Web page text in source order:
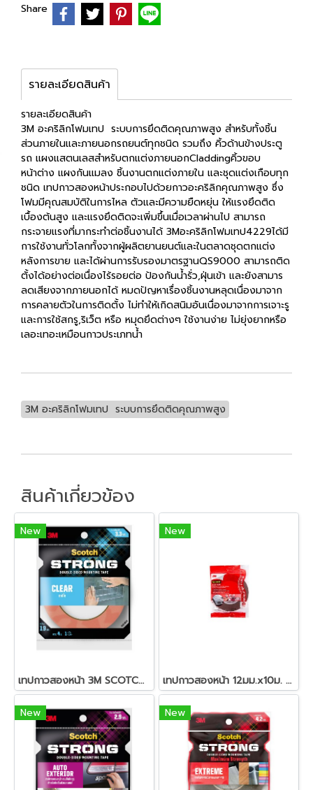
Share
รายละเอียดสินค้า
รายละเอียดสินค้า
3M อะคริลิกโฟมเทป ระบบการยึดติดคุณภาพสูง สำหรับทั้งชิ้น
ส่วนภายในและภายนอกรถยนต์ทุกชนิด รวมถึง คิ้วด้านข้างประตู
รถ แผงแสตนเลสสำหรับตกแต่งภายนอกCladdingคิ้วขอบ
หน้าต่าง แผงกันแมลง ชิ้นงานตกแต่งภายใน และชุดแต่งเกือบทุก
ชนิด เทปกาวสองหน้าประกอบไปด้วยกาวอะคริลิกคุณภาพสูง ซึ่ง
โฟมมีคุณสมบัติในการไหล ตัวและมีความยืดหยุ่น ให้แรงยึดติด
เบื้องต้นสูง และแรงยึดติดจะเพิ่มขึ้นเมื่อเวลาผ่านไป สามารถ
กระจายแรงที่มากระทำต่อชิ้นงานได้ 3Mอะคริลิกโฟมเทป4229ได้มี
การใช้งานทั่วโลกทั้งจากผู้ผลิตยานยนต์และในตลาดชุดตกแต่ง
หลังการขาย และได้ผ่านการรับรองมาตรฐานQS9000 สามารถติด
ตั้งได้อย่างต่อเนื่องไร้รอยต่อ ป้องกันน้ำรั่ว,ฝุ่นเข้า และยังสามาร
ลดเสียงจากภายนอกได้ หมดปัญหาเรื่องชิ้นงานหลุดเนื่องมาจาก
การคลายตัวในการติดตั้ง ไม่ทำให้เกิดสนิมอันเนื่องมาจากการเจาะรู
และการใช้สกรู,ริเว็ต หรือ หมุดยึดต่างๆ ใช้งานง่าย ไม่ยุ่งยากหรือ
เลอะเทอะเหมือนกาวประเภทน้ำ
3M อะคริลิกโฟมเทป ระบบการยึดติดคุณภาพสูง
สินค้าเกี่ยวข้อง
New
เทปกาวสองหน้า 3M SCOTCH STRONG เทปกาวสองหน้าแรงยึดติดสูง
New
เทปกาวสองหน้า 12มม.x10ม. สีเทา สก๊อตช์
New New